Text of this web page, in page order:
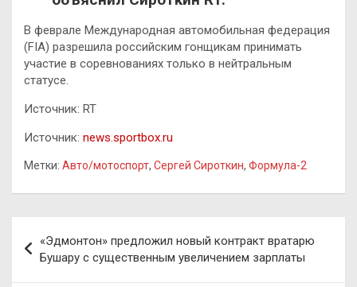
В феврале Международная автомобильная федерация
(FIA) разрешила российским гонщикам принимать
участие в соревнованиях только в нейтральным
статусе.
Источник: RT
Источник: news.sportbox.ru
Метки: Авто/мотоспорт, Сергей Сироткин, Формула-2
по
записям
«Эдмонтон» предложил новый контракт вратарю
Бушару с существенным увеличением зарплаты